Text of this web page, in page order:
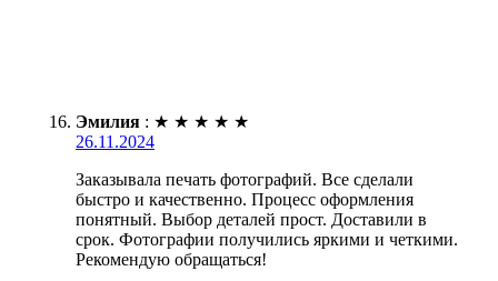
Эмилия : ★ ★ ★ ★ ★
26.11.2024
Заказывала печать фотографий. Все сделали
быстро и качественно. Процесс оформления
понятный. Выбор деталей прост. Доставили в
срок. Фотографии получились яркими и четкими.
Рекомендую обращаться!